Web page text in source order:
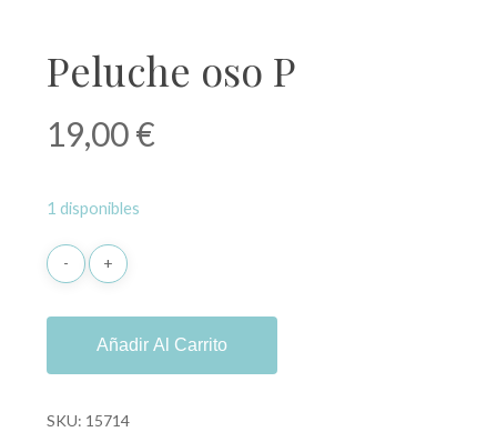
Peluche oso P
19,00€
1 disponibles
Añadir Al Carrito
SKU: 15714